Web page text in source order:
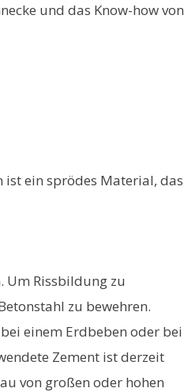
und das Know-how von
ist ein sprödes Material, das
Um Rissbildung zu
zu bewehren.
einem Erdbeben oder bei
Zement ist derzeit
von großen oder hohen